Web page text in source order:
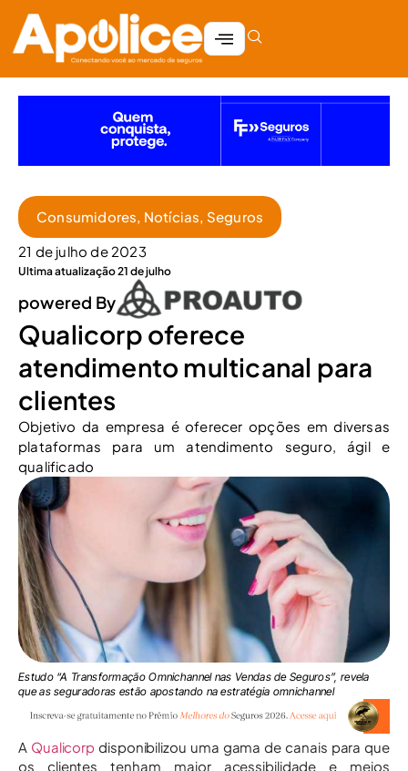
Consumidores, Notícias, Seguros
21 de julho de 2023
Ultima atualização 21 de julho
powered By
Qualicorp oferece
atendimento multicanal para
clientes
Objetivo da empresa é oferecer opções em diversas
plataformas para um atendimento seguro, ágil e
qualificado
Estudo “A Transformação Omnichannel nas Vendas de Seguros”, revela
que as seguradoras estão apostando na estratégia omnichannel
A Qualicorp disponibilizou uma gama de canais para que
os clientes tenham maior acessibilidade e meios